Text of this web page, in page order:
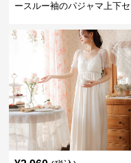
ースルー袖のパジャマ上下セ